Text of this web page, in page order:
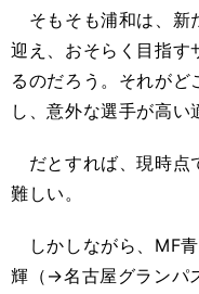
そもそも浦和は、新
迎え、おそらく目指す
るのだろう。それが
し、意外な選手が高い
だとすれば、現時点
難しい。
しかしながら、MF
輝（→名古屋グランパ